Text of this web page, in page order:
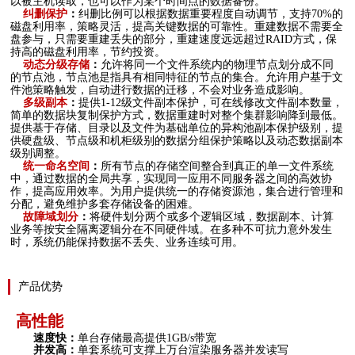
纠删保护 ：纠删比例可以根据数据重要程度自动调节，支持70%的
磁盘利用率，策略灵活，提高关键数据的可靠性。重建数据不需要全
盘参与，只需要重建丢失的部分，重建速度远远超过RAID方式，保
持高的磁盘利用率，节约投资。
动态分级存储 ： 允许将同一个文件系统内的物理节点划分成不同
的节点池，节点池是指具有相同特征的节点的集合。允许用户基于文
件池策略触发，自动进行数据的迁移，不会对业务造成影响。
多级副本：提供1-12级文件副本保护，可在线修改文件副本数量，
简单的数据块复制保护方式，数据重建时对整个集群影响降到最低。
提供基于存储、目录以及文件为基础单位的异构池副本保护级别，提
供硬盘级、节点级和机柜级别的数据分组保护策略以及动态数据副本
级别调整。
统一命名空间 ： 所有节点的存储空间整合到真正的单一文件系统
中，通过数据的全局共享，实现同一应用不同服务器之间的高效协
作，提高应用效率。为用户提供统一的存储资源池，集合进行管理和
分配，避免维护多套存储设备的困难。
故障域划分 ：将硬件划分两个或多个逻辑区域，数据副本、计算
业务等按安全隔离逻辑分在不同硬件域。在多种不可抗力意外发生
时，系统仍能保持数据不丢失、业务连续可用。
产品优势
高性能
速度快： 单台存储最高提供1GB/s带宽
并发高： 单套系统可支撑上万台渲染服务器并发读写